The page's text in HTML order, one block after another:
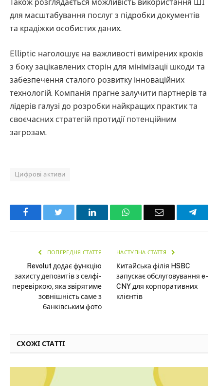
Також розглядається можливість використання ШІ
для масштабування послуг з підробки документів
та крадіжки особистих даних.
Elliptic наголошує на важливості вимірених кроків
з боку зацікавлених сторін для мінімізації шкоди та
забезпечення сталого розвитку інноваційних
технологій. Компанія прагне залучити партнерів та
лідерів галузі до розробки найкращих практик та
своєчасних стратегій протидії потенційним
загрозам.
Цифрові активи
Facebook LinkedInWhatsAppEmail
ПОПЕРЕДНЯ СТАТТЯ
Revolut додає функцію
захисту депозитів з селфі-
перевіркою, яка звірятиме
зовнішність саме з
банківським фото
НАСТУПНА СТАТТЯ
Китайська філія HSBC
запускає обслуговування e-
CNY для корпоративних
клієнтів
СХОЖІ СТАТТІ